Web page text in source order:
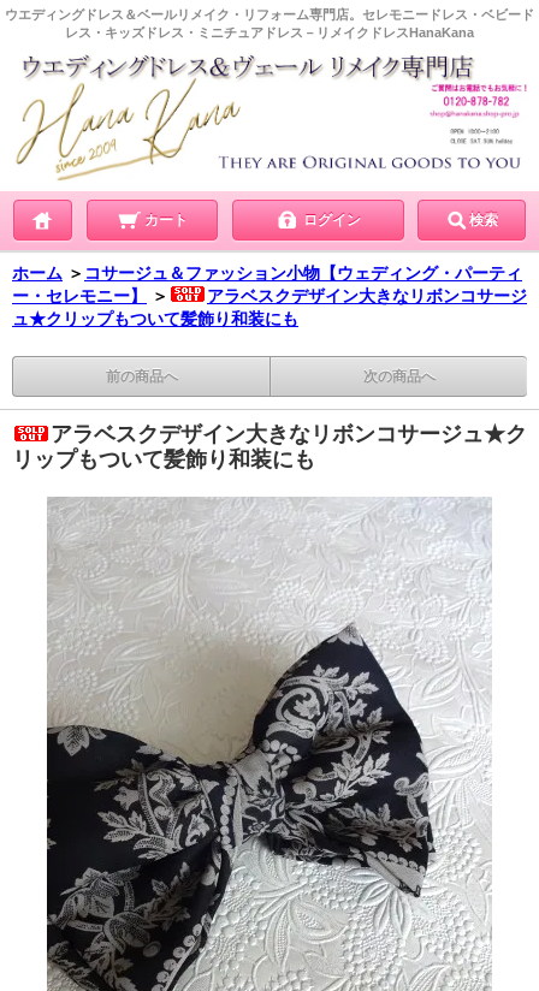
ウエディングドレス＆ベールリメイク・リフォーム専門店。セレモニードレス・ベビード
レス・キッズドレス・ミニチュアドレス－リメイクドレスHanaKana
カート ログイン 検索
ホーム ＞ コサージュ＆ファッション小物【ウェディング・パーティ
ー・セレモニー】
＞
アラベスクデザイン大きなリボンコサージ
ュ★クリップもついて髪飾り和装にも
前の商品へ 次の商品へ
アラベスクデザイン大きなリボンコサージュ★ク
リップもついて髪飾り和装にも